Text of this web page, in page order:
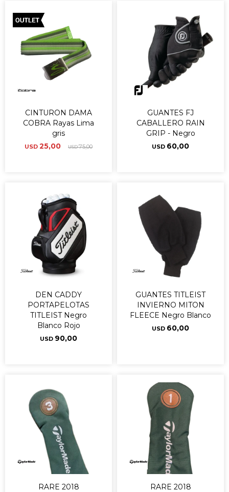
CINTURON DAMA
COBRA Rayas Lima
gris
USD 25,00 USD75,00
GUANTES FJ
CABALLERO RAIN
GRIP - Negro
USD 60,00
DEN CADDY
PORTAPELOTAS
TITLEIST Negro
Blanco Rojo
USD 90,00
GUANTES TITLEIST
INVIERNO MITON
FLEECE Negro Blanco
USD 60,00
RARE 2018
RARE 2018